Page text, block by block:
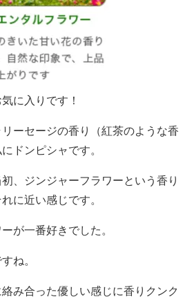
に入りです！
ーセージの香り（紅茶のような香
ドンピシャです。
、ジンジャーフラワーという香り
に近い感じです。
が一番好きでした。
ね。
み合った優しい感じに香りクンク